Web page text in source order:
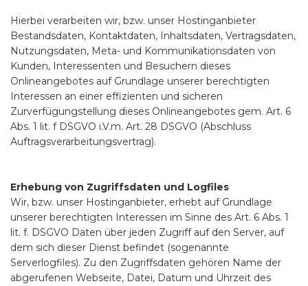
Hierbei verarbeiten wir, bzw. unser Hostinganbieter
Bestandsdaten, Kontaktdaten, Inhaltsdaten, Vertragsdaten,
Nutzungsdaten, Meta- und Kommunikationsdaten von
Kunden, Interessenten und Besuchern dieses
Onlineangebotes auf Grundlage unserer berechtigten
Interessen an einer effizienten und sicheren
Zurverfügungstellung dieses Onlineangebotes gem. Art. 6
Abs. 1 lit. f DSGVO i.V.m. Art. 28 DSGVO (Abschluss
Auftragsverarbeitungsvertrag).
Erhebung von Zugriffsdaten und Logfiles
Wir, bzw. unser Hostinganbieter, erhebt auf Grundlage
unserer berechtigten Interessen im Sinne des Art. 6 Abs. 1
lit. f. DSGVO Daten über jeden Zugriff auf den Server, auf
dem sich dieser Dienst befindet (sogenannte
Serverlogfiles). Zu den Zugriffsdaten gehören Name der
abgerufenen Webseite, Datei, Datum und Uhrzeit des